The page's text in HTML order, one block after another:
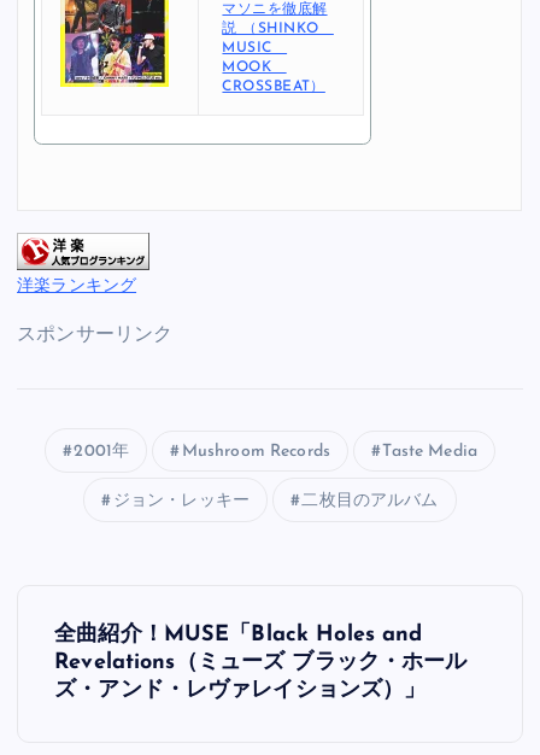
マソニを徹底解
説 （SHINKO
MUSIC
MOOK
CROSSBEAT）
洋楽ランキング
スポンサーリンク
2001年 Mushroom Records Taste Media
ジョン・レッキー 二枚目のアルバム
投
稿
全曲紹介！MUSE「Black Holes and
Revelations（ミューズ ブラック・ホール
ズ・アンド・レヴァレイションズ）」